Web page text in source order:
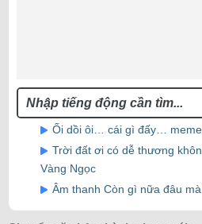
Ối dồi ôi… cái gì đấy… meme
Trời đất ơi có dễ thương
Vàng Ngọc
Âm thanh Còn gì nữa đâu